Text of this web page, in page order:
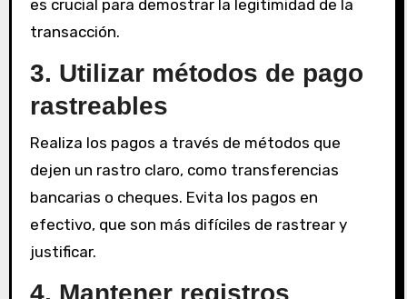
es crucial para demostrar la legitimidad de la
transacción.
3. Utilizar métodos de pago
rastreables
Realiza los pagos a través de métodos que
dejen un rastro claro, como transferencias
bancarias o cheques. Evita los pagos en
efectivo, que son más difíciles de rastrear y
justificar.
4. Mantener registros